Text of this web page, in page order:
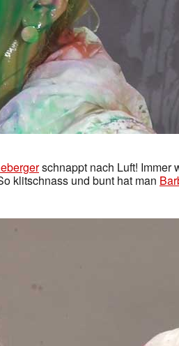
schnappt nach Luft! Immer
klitschnass und bunt hat man